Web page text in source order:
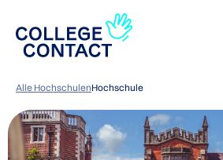
Alle HochschulenHochschule